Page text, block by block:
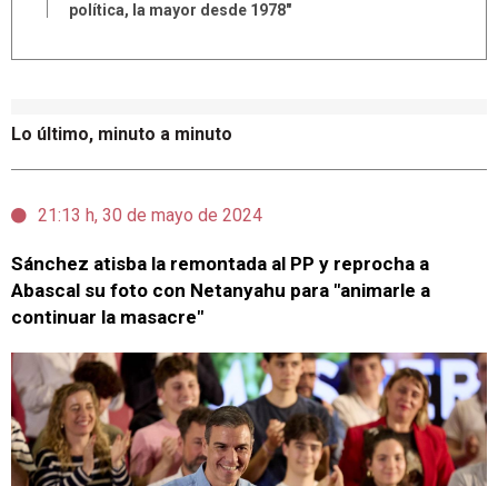
Lo último, minuto a minuto
21:13 h, 30 de mayo de 2024
Sánchez atisba la remontada al PP y reprocha a
Abascal su foto con Netanyahu para "animarle a
continuar la masacre"
política, la mayor desde 1978"